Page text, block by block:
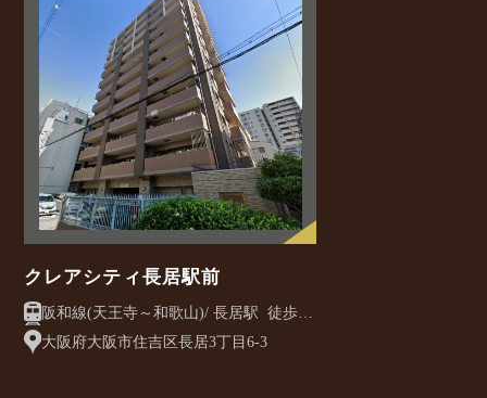
クレアシティ長居駅前
阪和線(天王寺～和歌山)/ 長居駅 徒歩2
分
大阪府大阪市住吉区長居3丁目6-3